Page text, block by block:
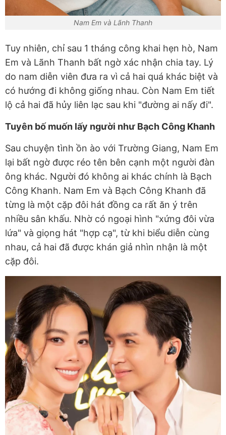
Nam Em và Lãnh Thanh
Tuy nhiên, chỉ sau 1 tháng công khai hẹn hò, Nam
Em và Lãnh Thanh bất ngờ xác nhận chia tay. Lý
do nam diễn viên đưa ra vì cả hai quá khác biệt và
có hướng đi không giống nhau. Còn Nam Em tiết
lộ cả hai đã hủy liên lạc sau khi "đường ai nấy đi".
Tuyên bố muốn lấy người như Bạch Công Khanh
Sau chuyện tình ồn ào với Trường Giang, Nam Em
lại bất ngờ được réo tên bên cạnh một người đàn
ông khác. Người đó không ai khác chính là Bạch
Công Khanh. Nam Em và Bạch Công Khanh đã
từng là một cặp đôi hát đồng ca rất ăn ý trên
nhiều sân khấu. Nhờ có ngoại hình "xứng đôi vừa
lứa" và giọng hát "hợp cạ", từ khi biểu diễn cùng
nhau, cả hai đã được khán giả nhìn nhận là một
cặp đôi.